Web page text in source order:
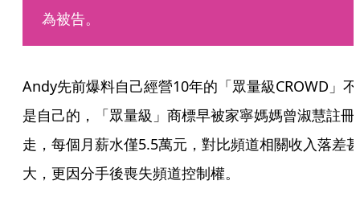
為被告。
Andy先前爆料自己經營10年的「眾量級CROWD」不
是自己的，「眾量級」商標早被家寧媽媽曾淑慧註冊
走，每個月薪水僅5.5萬元，對比頻道相關收入落差甚
大，更因分手後喪失頻道控制權。